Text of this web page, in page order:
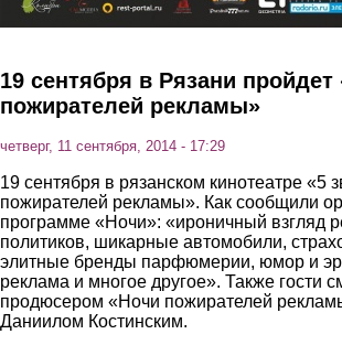
19 сентября в Рязани пройдет
пожирателей рекламы»
четверг, 11 сентября, 2014 - 17:29
19 сентября в рязанском кинотеатре «5
пожирателей рекламы». Как сообщили
программе «Ночи»: «ироничный взгляд
политиков, шикарные автомобили,
элитные бренды парфюмерии, юмор и
реклама и многое другое». Также гости
продюсером «Ночи пожирателей
Даниилом Костинским.